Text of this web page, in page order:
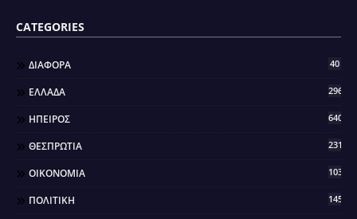
CATEGORIES
ΔΙΑΦΟΡΑ 40
ΕΛΛΑΔΑ 296
ΗΠΕΙΡΟΣ 640
ΘΕΣΠΡΩΤΙΑ 2317
ΟΙΚΟΝΟΜΙΑ 103
ΠΟΛΙΤΙΚΗ 145